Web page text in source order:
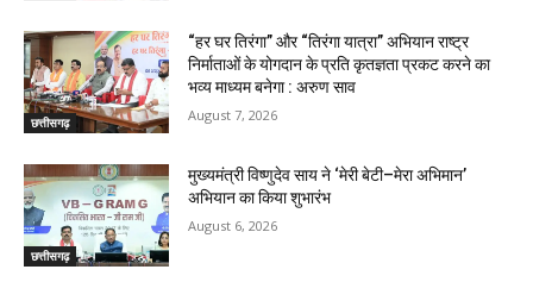
छत्तीसगढ़
“हर घर तिरंगा” और “तिरंगा यात्रा” अभियान राष्ट्र
निर्माताओं के योगदान के प्रति कृतज्ञता प्रकट करने का
भव्य माध्यम बनेगा : अरुण साव
August 7, 2026
छत्तीसगढ़
मुख्यमंत्री विष्णुदेव साय ने ‘मेरी बेटी–मेरा अभिमान’
अभियान का किया शुभारंभ
August 6, 2026